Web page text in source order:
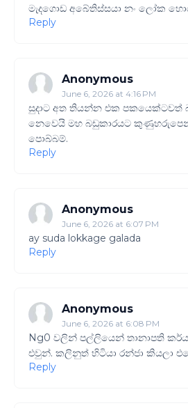
මැදගොඩ අබේතිස්සයා නං ලෝක
Reply
Anonymous
June 6, 2026 at 4:16 PM
සුදාට අත තියන්න එක පකයෙක්ටවත්
නෙවෙයි මහ බඩුකාරයට
පොබ්බම්.
Reply
Anonymous
June 6, 2026 at 6:07 PM
ay suda lokkage galada
Reply
Anonymous
June 6, 2026 at 6:08 PM
Ng0 වලින් පල්ලියෙන් තානාපති
එවුන්. කලිනුත් හිටියා රන්ජා කියලා
Reply